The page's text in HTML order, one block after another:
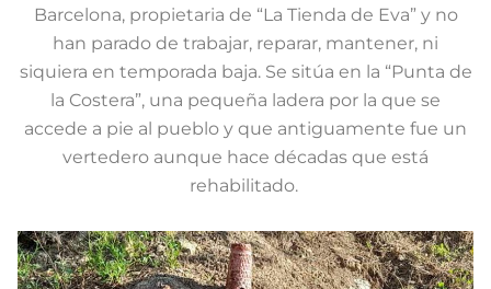
Barcelona, propietaria de “La Tienda de Eva” y no
han parado de trabajar, reparar, mantener, ni
siquiera en temporada baja. Se sitúa en la “Punta de
la Costera”, una pequeña ladera por la que se
accede a pie al pueblo y que antiguamente fue un
vertedero aunque hace décadas que está
rehabilitado.